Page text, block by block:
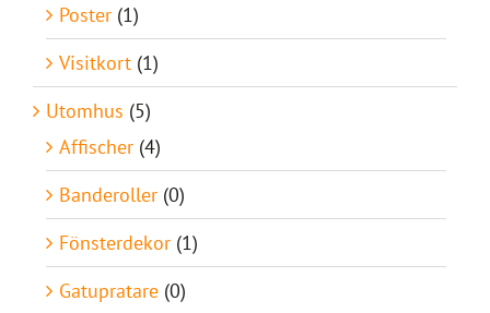
Poster (1)
Visitkort (1)
Utomhus (5)
Affischer (4)
Banderoller (0)
Fönsterdekor (1)
Gatupratare (0)